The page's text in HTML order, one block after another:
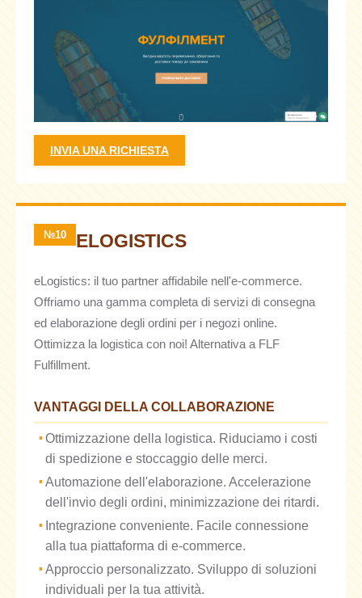
INVIA UNA RICHIESTA
№10 ELOGISTICS
eLogistics: il tuo partner affidabile nell'e-commerce.
Offriamo una gamma completa di servizi di consegna
ed elaborazione degli ordini per i negozi online.
Ottimizza la logistica con noi! Alternativa a FLF
Fulfillment.
VANTAGGI DELLA COLLABORAZIONE
Ottimizzazione della logistica. Riduciamo i costi
di spedizione e stoccaggio delle merci.
Automazione dell'elaborazione. Accelerazione
dell'invio degli ordini, minimizzazione dei ritardi.
Integrazione conveniente. Facile connessione
alla tua piattaforma di e-commerce.
Approccio personalizzato. Sviluppo di soluzioni
individuali per la tua attività.